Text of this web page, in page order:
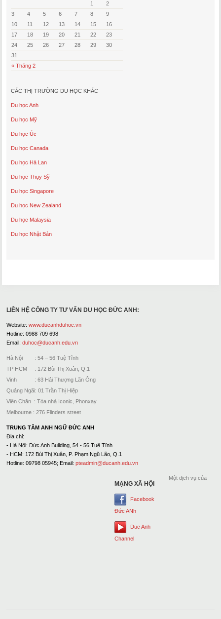
« Tháng 2
1
2
3
4 5 6 7 8
9
10
11 12 13 14 15
16
17
18 19 20 21 22
23
24
25 26 27 28 29
30
31
CÁC THỊ TRƯỜNG DU HỌC KHÁC
Du học Anh
Du học Mỹ
Du học Úc
Du học Canada
Du học Hà Lan
Du học Thụy Sỹ
Du học Singapore
Du học New Zealand
Du học Malaysia
Du học Nhật Bản
LIÊN HỆ CÔNG TY TƯ VẤN DU HỌC ĐỨC ANH:
Website: www.ducanhduhoc.vn
Hotline: 0988 709 698
Email: duhoc@ducanh.edu.vn
Hà Nội : 54 – 56 Tuệ Tĩnh
TP HCM : 172 Bùi Thị Xuân, Q.1
Vinh : 63 Hải Thượng Lãn Ông
Quảng Ngãi: 01 Trần Thị Hiệp
Viên Chăn : Tòa nhà Iconic, Phonxay
Melbourne : 276 Flinders street
TRUNG TÂM ANH NGỮ ĐỨC ANH
Địa chỉ:
- Hà Nội: Đức Anh Building, 54 - 56 Tuệ Tĩnh
- HCM: 172 Bùi Thị Xuân, P. Phạm Ngũ Lão, Q.1
Hotline: 09798 05945; Email: pteadmin@ducanh.edu.vn
MẠNG XÃ HỘI
Facebook
Đức ANh
Duc Anh
Channel
Một dịch vụ của